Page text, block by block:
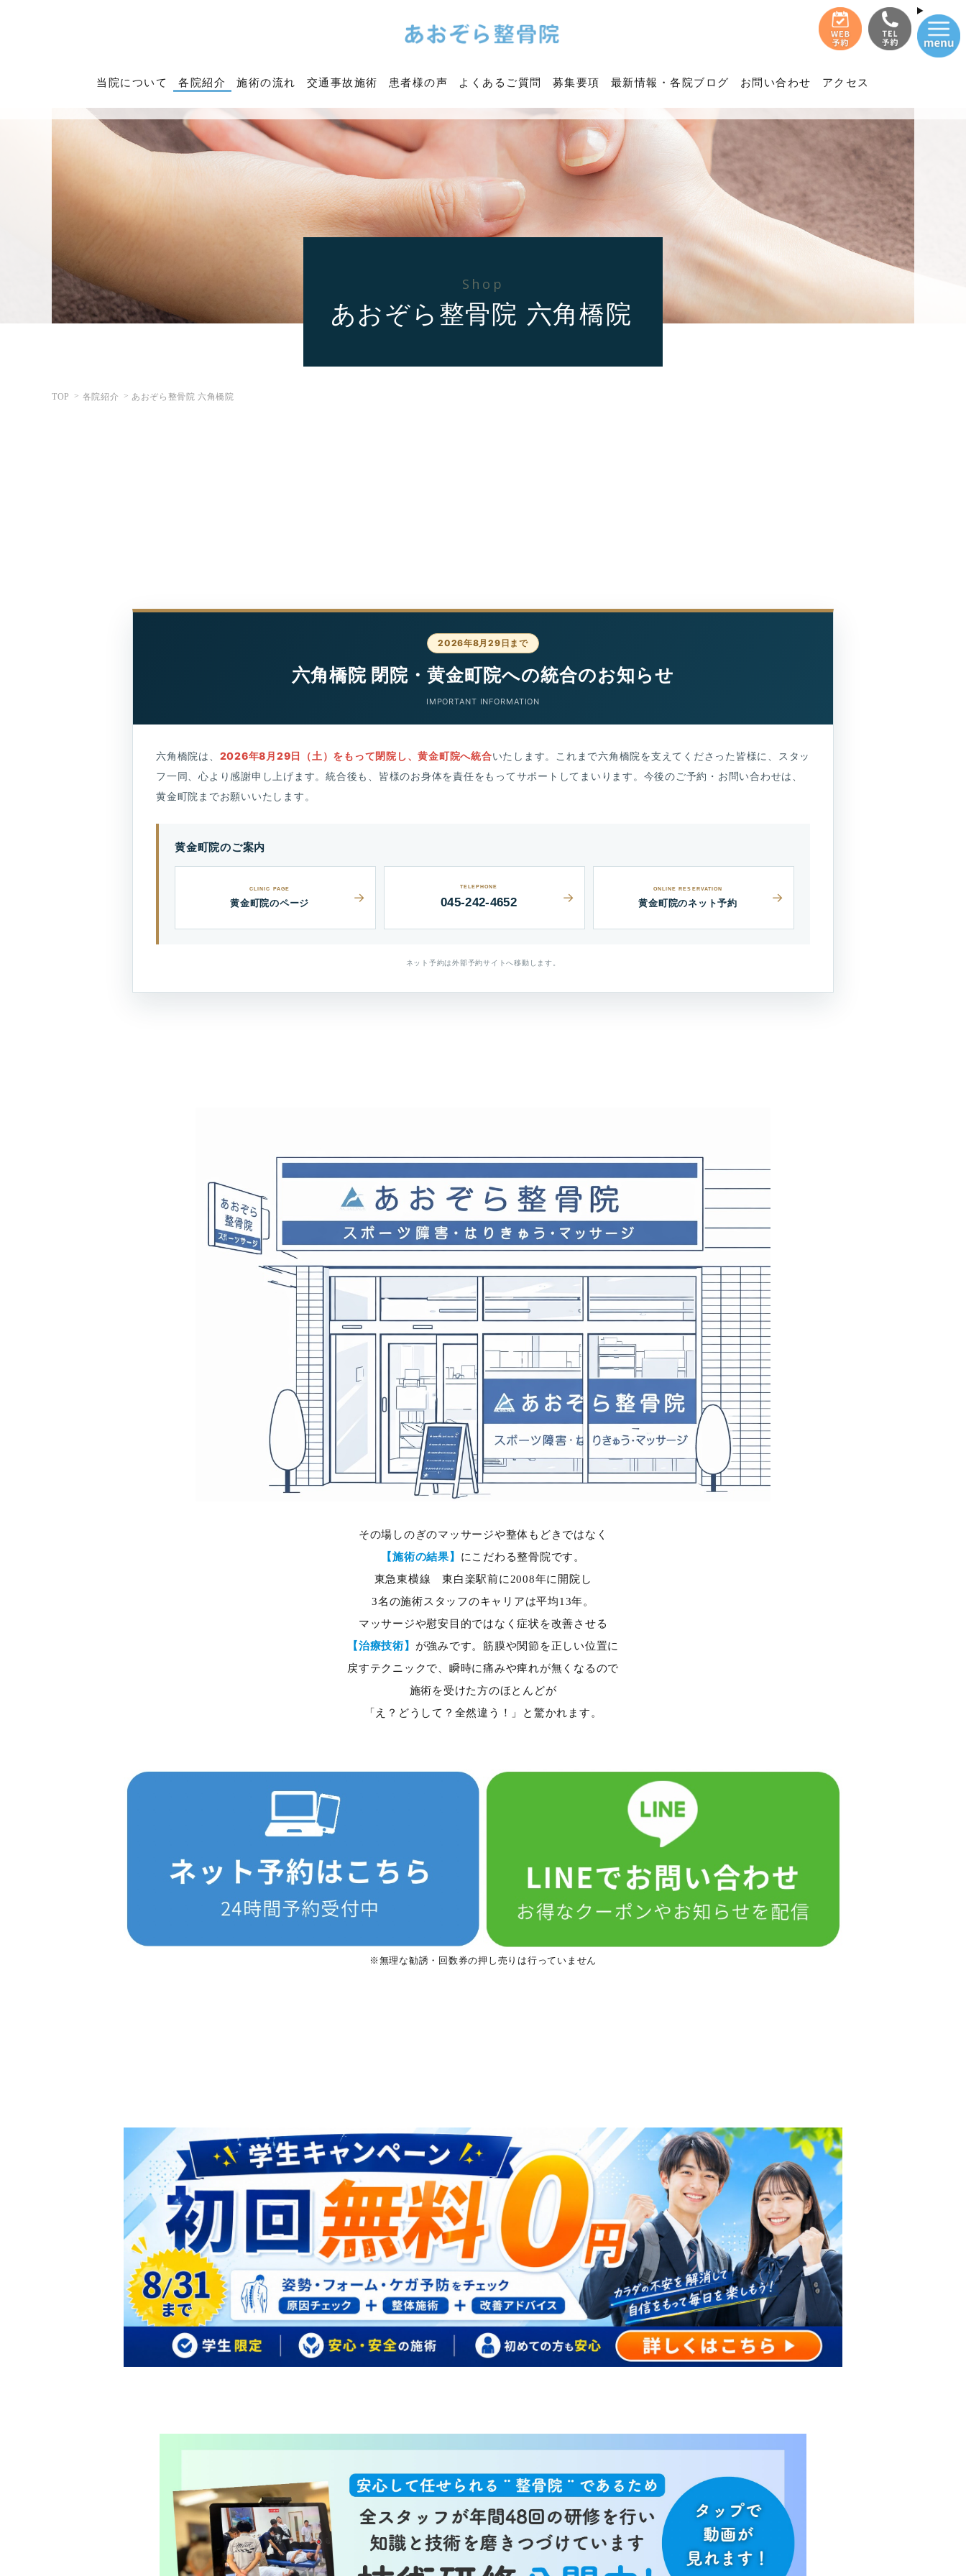
当院について 各院紹介 施術の流れ 交通事故施術 患者様の声 よくあるご質問 募集要項 最新情報・各院ブログ お問い合わせ アクセス
Shop
あおぞら整骨院 六角橋院
TOP 各院紹介 あおぞら整骨院 六角橋院
2026年8月29日まで
六角橋院 閉院・黄金町院への統合のお知らせ
IMPORTANT INFORMATION
六角橋院は、 2026年8月29日（土）をもって閉院し、黄金町院へ統合いたします。これまで六角橋院を支えてくださった皆様に、スタッ
フ一同、心より感謝申し上げます。統合後も、皆様のお身体を責任をもってサポートしてまいります。今後のご予約・お問い合わせは、
黄金町院までお願いいたします。
黄金町院のご案内
CLINIC PAGE
黄金町院のページ
TELEPHONE
045-242-4652
ONLINE RESERVATION
黄金町院のネット予約
ネット予約は外部予約サイトへ移動します。
その場しのぎのマッサージや整体もどきではなく
【施術の結果】 にこだわる整骨院です。
東急東横線 東白楽駅前に2008年に開院し
3名の施術スタッフのキャリアは平均13年。
マッサージや慰安目的ではなく症状を改善させる
【治療技術】 が強みです。筋膜や関節を正しい位置に
戻すテクニックで、瞬時に痛みや痺れが無くなるので
施術を受けた方のほとんどが
「え？どうして？全然違う！」と驚かれます。
※無理な勧誘・回数券の押し売りは行っていません